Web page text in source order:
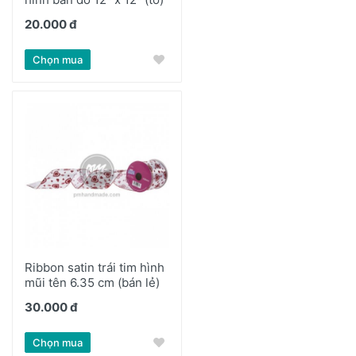
20.000 đ
Chọn mua
Ribbon satin trái tim hình
mũi tên 6.35 cm (bán lẻ)
30.000 đ
Chọn mua